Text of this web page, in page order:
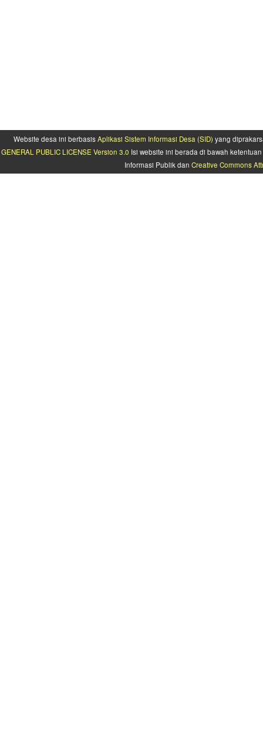
Website desa ini berbasisAplikasi Sistem Informasi Desa (SID) yang
GENERAL PUBLIC LICENSE Version 3.0 Isi website ini berada di bawah
Informasi Publik dan Creative Commons